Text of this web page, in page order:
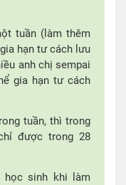
tuần (làm thêm
hạn tư cách lưu
anh chị sempai
gia hạn tư cách
tuần, thì trong
được trong 28
học sinh khi làm